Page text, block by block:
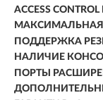
ACCESS CONTROL
ПОДДЕРЖКА
НАЛИЧИЕ
ПОРТЫ